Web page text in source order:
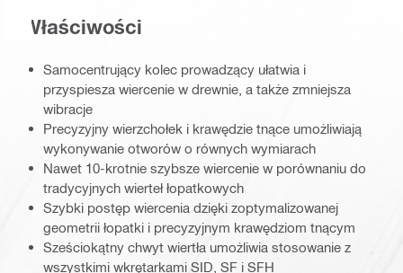
Właściwości
Samocentrujący kolec prowadzący ułatwia i
przyspiesza wiercenie w drewnie, a także zmniejsza
wibracje
Precyzyjny wierzchołek i krawędzie tnące umożliwiają
wykonywanie otworów o równych wymiarach
Nawet 10-krotnie szybsze wiercenie w porównaniu do
tradycyjnych wierteł łopatkowych
Szybki postęp wiercenia dzięki zoptymalizowanej
geometrii łopatki i precyzyjnym krawędziom tnącym
Sześciokątny chwyt wiertła umożliwia stosowanie z
wszystkimi wkrętarkami SID, SF i SFH